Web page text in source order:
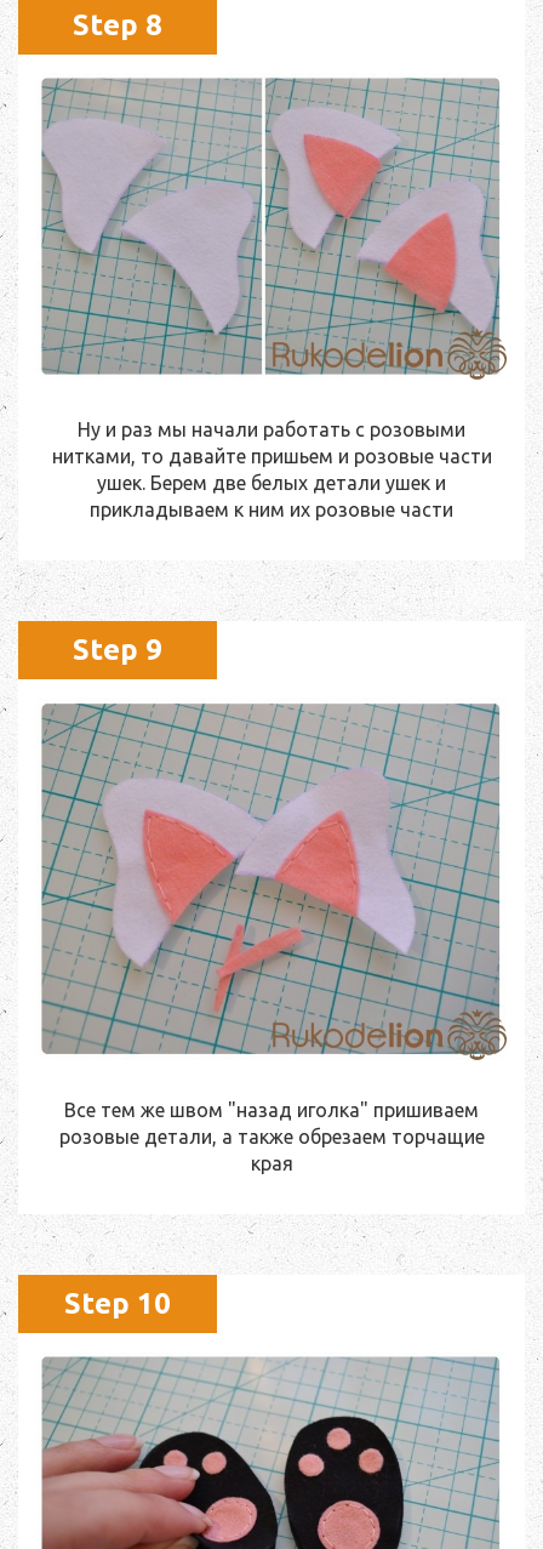
Step 8
Ну и раз мы начали работать с розовыми
нитками, то давайте пришьем и розовые части
ушек. Берем две белых детали ушек и
прикладываем к ним их розовые части
Step 9
Все тем же швом "назад иголка" пришиваем
розовые детали, а также обрезаем торчащие
края
Step 10